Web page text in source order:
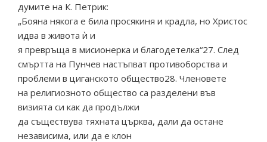
думите на К. Петрик:
„Бояна някога е била просякиня и крадла, но Христос
идва в живота ѝ и
я превръща в мисионерка и благодетелка“27. След
смъртта на Пунчев настъпват противоборства и
проблеми в циганското общество28. Членовете
на религиозното общество са разделени във
визията си как да продължи
да съществува тяхната църква, дали да остане
независима, или да е клон